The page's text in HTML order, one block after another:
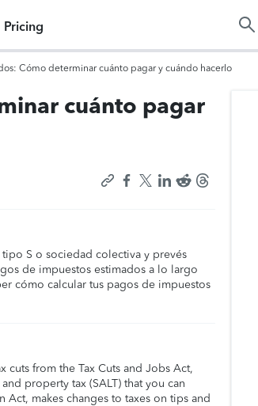
Pricing
Cómo determinar cuánto pagar y cuándo hacerlo
cuánto pagar
S o sociedad colectiva y prevés
de impuestos estimados a lo largo
cómo calcular tus pagos de impuestos
from the Tax Cuts and Jobs Act,
property tax (SALT) that you can
makes changes to taxes on tips and